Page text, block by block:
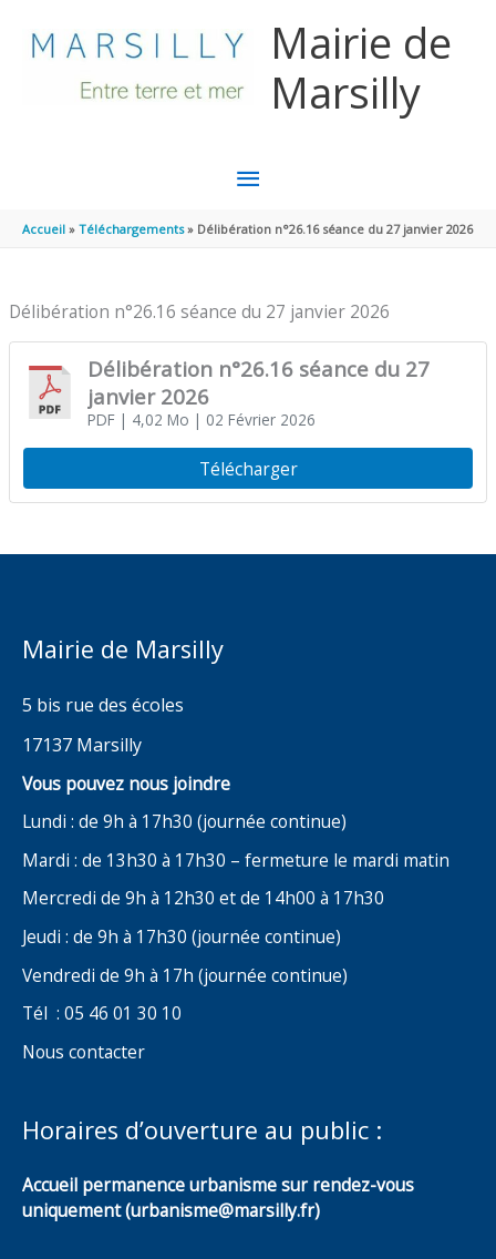
Mairie de
Marsilly
MENU
PRINCIPAL
Accueil Téléchargements Délibération n°26.16 séance du 27 janvier 2026
Délibération n°26.16 séance du 27 janvier 2026
Délibération n°26.16 séance du 27
janvier 2026
PDF| 4,02 Mo | 02 Février 2026
Télécharger
Mairie de Marsilly
5 bis rue des écoles
17137 Marsilly
Vous pouvez nous joindre
Lundi : de 9h à 17h30 (journée continue)
Mardi : de 13h30 à 17h30 – fermeture le mardi matin
Mercredi de 9h à 12h30 et de 14h00 à 17h30
Jeudi : de 9h à 17h30 (journée continue)
Vendredi de 9h à 17h (journée continue)
Tél : 05 46 01 30 10
Nous contacter
Horaires d’ouverture au public :
Accueil permanence urbanisme sur rendez-vous
uniquement (urbanisme@marsilly.fr)